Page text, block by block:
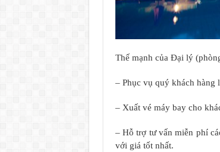
Thế mạnh của Đại lý
– Phục vụ quý khách hàng
– Xuất vé máy bay cho
– Hỗ trợ tư vấn miễn phí
với giá tốt nhất.